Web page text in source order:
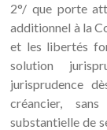
2°/ que porte
additionnel à la
et les libertés
solution
jurisprudence
créancier,
substantielle de